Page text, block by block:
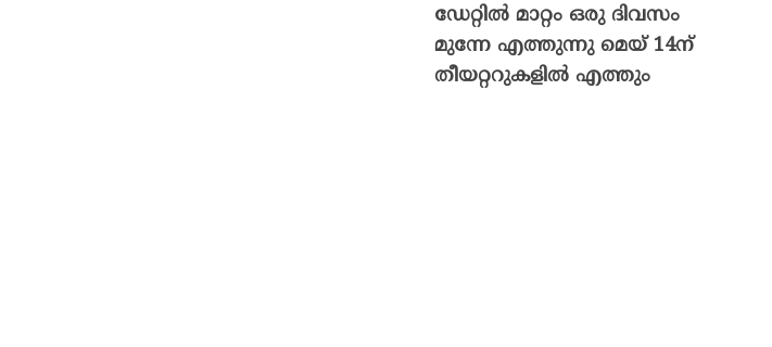
ഡേറ്റിൽ മാറ്റം ഒരു ദിവസം
മുന്നേ എത്തുന്നു മെയ് 14ന്
തീയറ്ററുകളിൽ എത്തും